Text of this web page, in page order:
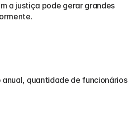
a justiça pode gerar grandes
quantidade de funcionários